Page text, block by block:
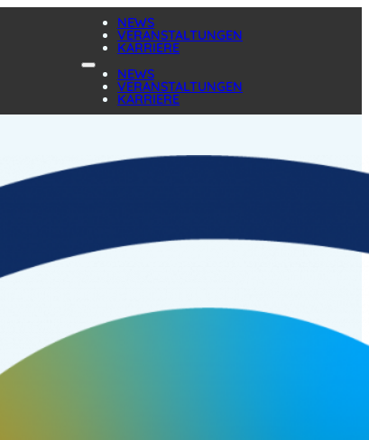
NEWS
VERANSTALTUNGEN
KARRIERE
NEWS
VERANSTALTUNGEN
KARRIERE